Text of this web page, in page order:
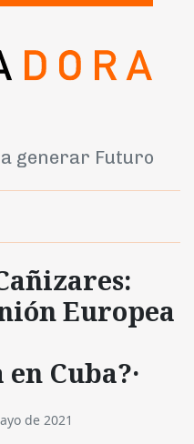
generar Futuro
Europea
Cuba?·
de 2021